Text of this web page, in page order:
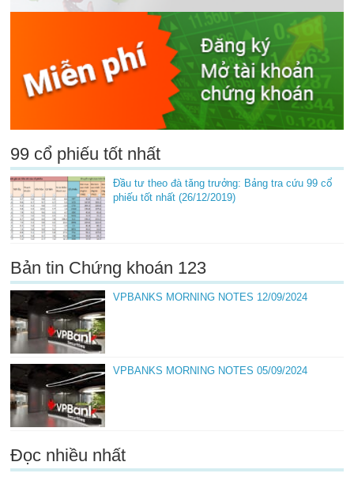
99 cổ phiếu tốt nhất
Đầu tư theo đà tăng trưởng: Bảng tra cứu 99 cổ
phiếu tốt nhất (26/12/2019)
Bản tin Chứng khoán 123
VPBANKS MORNING NOTES 12/09/2024
VPBANKS MORNING NOTES 05/09/2024
Đọc nhiều nhất